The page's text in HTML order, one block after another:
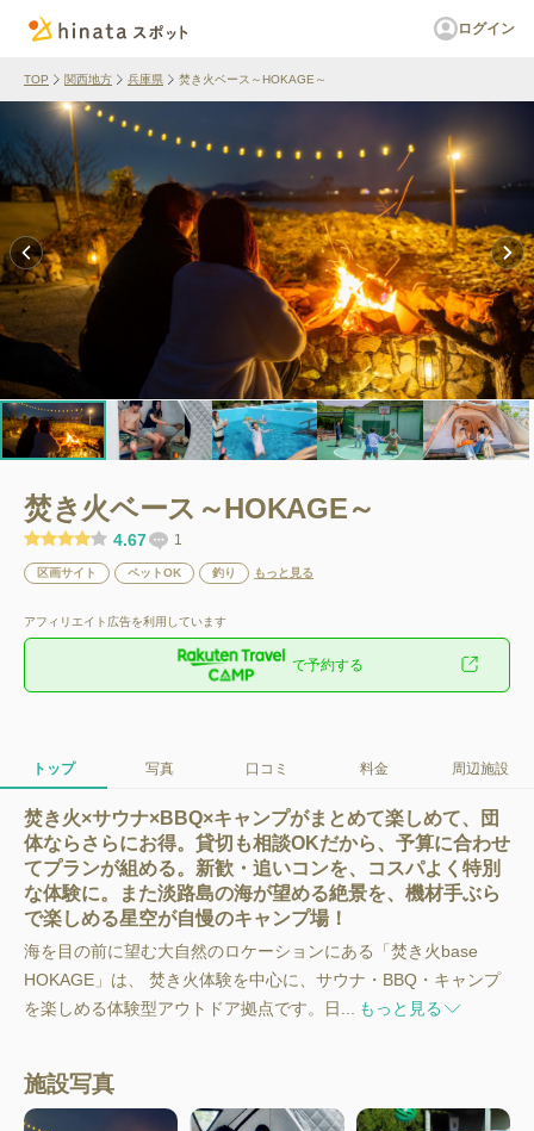
ログイン
TOP 関西地方 兵庫県 焚き火ベース～HOKAGE～
焚き火ベース～HOKAGE～
4.67 1
区画サイト ペットOK 釣り もっと見る
アフィリエイト広告を利用しています
で予約する
トップ 写真 口コミ 料金 周辺施設
焚き火×サウナ×BBQ×キャンプがまとめて楽しめて、団
体ならさらにお得。貸切も相談OKだから、予算に合わせ
てプランが組める。新歓・追いコンを、コスパよく特別
な体験に。また淡路島の海が望める絶景を、機材手ぶら
で楽しめる星空が自慢のキャンプ場！
海を目の前に望む大自然のロケーションにある「焚き火base
HOKAGE」は、 焚き火体験を中心に、サウナ・BBQ・キャンプ
を楽しめる体験型アウトドア拠点です。日...
もっと見る
施設写真